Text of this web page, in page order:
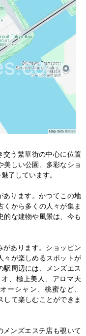
交う繁華街の中心に位置
美しい公園、多彩なショ
了しています。
あります。かつてこの地
くから多くの人々が集ま
的な建物や風景は、今も
があります。ショッピン
々が楽しめるスポットが
駅周辺には、メンズエス
、極上美人、アロマ天
ーシャン、桃蜜など、
して楽しむことができま
ンズエステ店も覗いて